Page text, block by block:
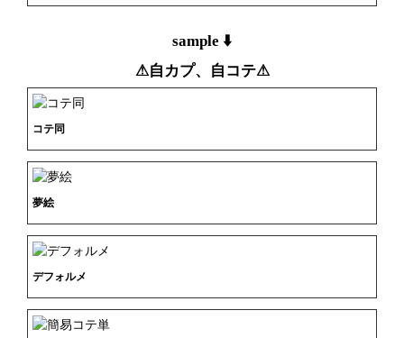
sample ⬇️
⚠︎自カプ、自コテ⚠︎
コテ同
夢絵
デフォルメ